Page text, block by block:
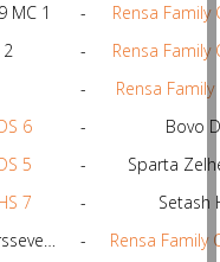
MC 1 -
Rensa Family
2 -
Rensa Family
-
Rensa Family
6 -
Bovo
5 -
Sparta
7 -
Setash
V.C.V. Volleybal Club Varsseveld MB 1 -
Rensa Family